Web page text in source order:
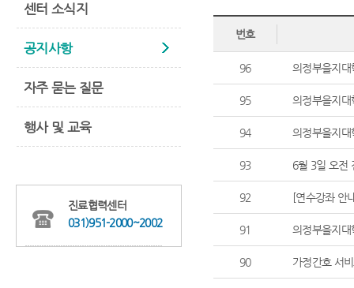
센터 소식지
공지사항
자주 묻는 질문
행사 및 교육
진료협력센터
031)951-2000~2002
번호
96 의정부을지대
95 의정부을지대
94 의정부을지대
93 6월 3일 오전
92 [연수강좌 안
91 의정부을지대
90 가정간호 서